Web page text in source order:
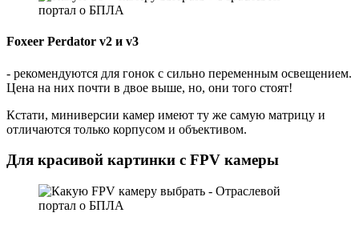
Foxeer Perdator v2 и v3
- рекомендуются для гонок с сильно переменным освещением.
Цена на них почти в двое выше, но, они того стоят!
Кстати, миниверсии камер имеют ту же самую матрицу и
отличаются только корпусом и объективом.
Для красивой картинки с FPV камеры